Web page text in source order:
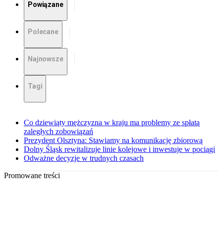
Powiązane
Polecane
Najnowsze
Tagi
Co dziewiąty mężczyzna w kraju ma problemy ze spłatą
zaległych zobowiązań
Prezydent Olsztyna: Stawiamy na komunikację zbiorową
Dolny Śląsk rewitalizuje linie kolejowe i inwestuje w pociągi
Odważne decyzje w trudnych czasach
Promowane treści